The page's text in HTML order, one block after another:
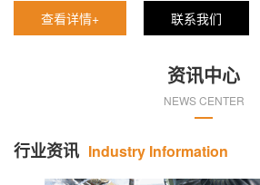
查看详情+ 联系我们
资讯中心
NEWS CENTER
行业资讯 Industry Information